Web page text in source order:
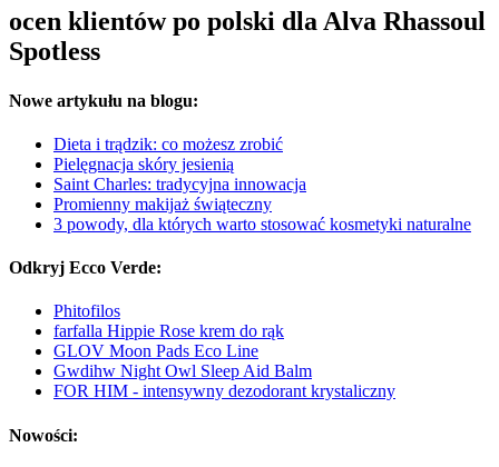
ocen klientów po polski dla Alva Rhassoul
Spotless
Nowe artykułu na blogu:
Dieta i trądzik: co możesz zrobić
Pielęgnacja skóry jesienią
Saint Charles: tradycyjna innowacja
Promienny makijaż świąteczny
3 powody, dla których warto stosować kosmetyki naturalne
Odkryj Ecco Verde:
Phitofilos
farfalla Hippie Rose krem do rąk
GLOV Moon Pads Eco Line
Gwdihw Night Owl Sleep Aid Balm
FOR HIM - intensywny dezodorant krystaliczny
Nowości: